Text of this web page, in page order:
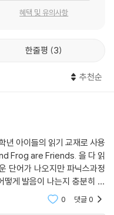
혜택 및 유의사항
한줄평 3
추천순
년 아이들의 읽기 교재로 사용
Frog are Friends. 을 다 읽
단어가 나오지만 파닉스과정
게 발음이 나는지 충분히 연
같아 시작을 하였습니다.. 아
0 댓글0